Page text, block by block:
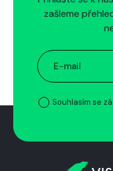
zašleme
Souhlasím se